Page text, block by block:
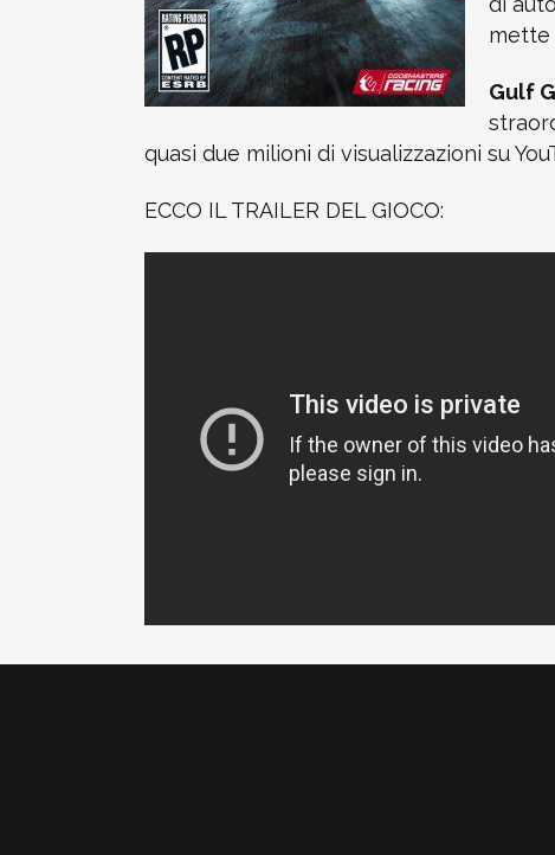
mette
Gulf
quasi due milioni di visualizzazioni su
ECCO IL TRAILER DEL GIOCO: